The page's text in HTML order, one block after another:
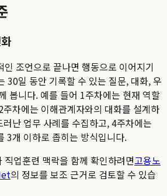
인 조언으로 끝나면 행동으로 이어지기
30일 동안 기록할 수 있는 질문, 대화, 우
봅니다. 예를 들어 1주차에는 현재 역할
차에는 이해관계자와의 대화를 설계하
난 업무 사례를 수집하고, 4주차에는
3개 이하로 좁히는 방식입니다.
업훈련 맥락을 함께 확인하려면고용노
의 정보를 보조 근거로 검토할 수 있습